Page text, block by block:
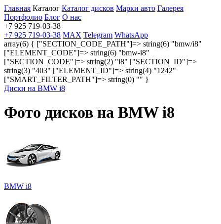
Главная Каталог Каталог дисков Марки авто Галерея
Портфолио Блог О нас
+7 925 719-03-38
+7 925 719-03-38 MAX Telegram WhatsApp
array(6) { ["SECTION_CODE_PATH"]=> string(6) "bmw/i8"
["ELEMENT_CODE"]=> string(6) "bmw-i8"
["SECTION_CODE"]=> string(2) "i8" ["SECTION_ID"]=>
string(3) "403" ["ELEMENT_ID"]=> string(4) "1242"
["SMART_FILTER_PATH"]=> string(0) "" }
Диски на BMW i8
Фото дисков на BMW i8
BMW i8